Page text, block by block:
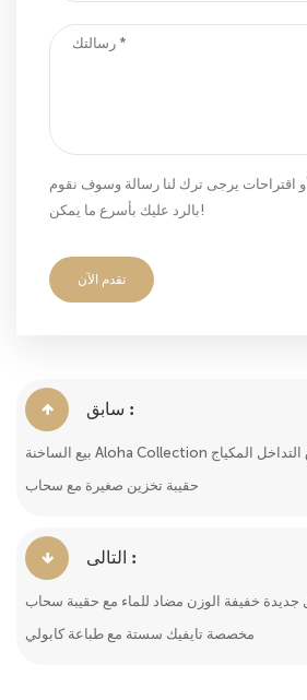
اقتراحات يرجى ترك لنا رسالة وسوف نقوم
بالرد عليك بأسرع ما يمكن!
تقدم الآن
سابق :
بيع الساخنة Aloha Collection أكياس 2023 حقيبة ورق التداخل المكياج
حقيبة تخزين صغيرة مع سحاب
التالى :
خفيفة الوزن مضاد للماء مع حقيبة سحاب
مخصصة تايفيك سستة مع طباعة كابولي